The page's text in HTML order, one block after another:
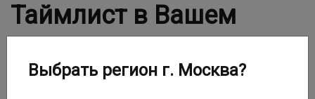
Таймлист в Вашем
Выбрать регион г. Москва?